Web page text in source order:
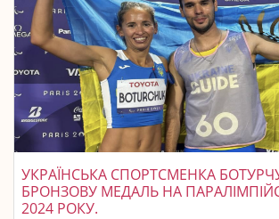
УКРАЇНСЬКА СПОРТСМЕНКА
БРОНЗОВУ МЕДАЛЬ НА
2024 РОКУ.